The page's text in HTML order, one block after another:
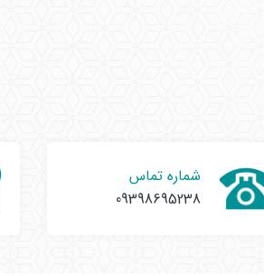
شماره تماس
09398695238